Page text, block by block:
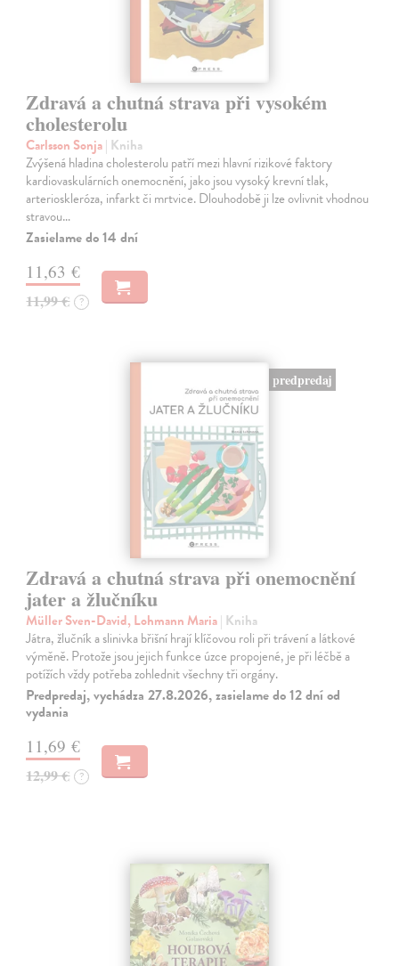
Zdravá a chutná strava při vysokém
cholesterolu
Carlsson Sonja| Kniha
Zvýšená hladina cholesterolu patří mezi hlavní rizikové faktory
kardiovaskulárních onemocnění, jako jsou vysoký krevní tlak,
arterioskleróza, infarkt či mrtvice. Dlouhodobě ji lze ovlivnit vhodnou
stravou…
Zasielame do 14 dní
11,63 €
11,99 € ?
predpredaj
Zdravá a chutná strava při onemocnění
jater a žlučníku
Müller Sven-David, Lohmann Maria| Kniha
Játra, žlučník a slinivka břišní hrají klíčovou roli při trávení a látkové
výměně. Protože jsou jejich funkce úzce propojené, je při léčbě a
potížích vždy potřeba zohlednit všechny tři orgány.
Predpredaj, vychádza 27.8.2026, zasielame do 12 dní od
vydania
11,69 €
12,99 € ?